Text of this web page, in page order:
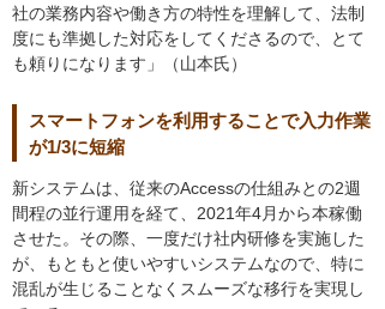
社の業務内容や働き方の特性を理解して、法制
度にも準拠した対応をしてくださるので、とて
も頼りになります」（山本氏）
スマートフォンを利用することで入力作業
が1/3に短縮
新システムは、従来のAccessの仕組みとの2週
間程の並行運用を経て、2021年4月から本稼働
させた。その際、一度だけ社内研修を実施した
が、もともと使いやすいシステムなので、特に
混乱が生じることなくスムーズな移行を実現し